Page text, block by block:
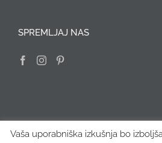
SPREMLJAJ NAS
Vaša uporabniška izkušnja bo